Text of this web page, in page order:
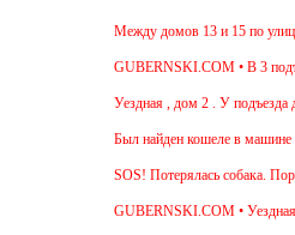
Между домов 13 и 15 по улице
GUBERNSKI.COM • В 3
Уездная , дом 2 . У подъезда
Был найден кошеле в машине с
SOS! Потерялась собака.
GUBERNSKI.COM • Уездная